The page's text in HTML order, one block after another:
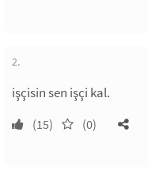
2.
işçisin sen işçi kal.
(15) (0)